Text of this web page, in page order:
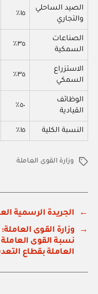
الصيد الساحلي
والتجاري
١٥٪
الصناعات
السمكية
٣٥٪
الاستزراع
السمكي
٣٥٪
الوظائف
القيادية
٥٠٪
النسبة الكلية ١٥٪
الوسوموزارة القوى العاملة
←
الجريدة الرسمية العدد
→
نسبة القوى
العاملة بقطاع